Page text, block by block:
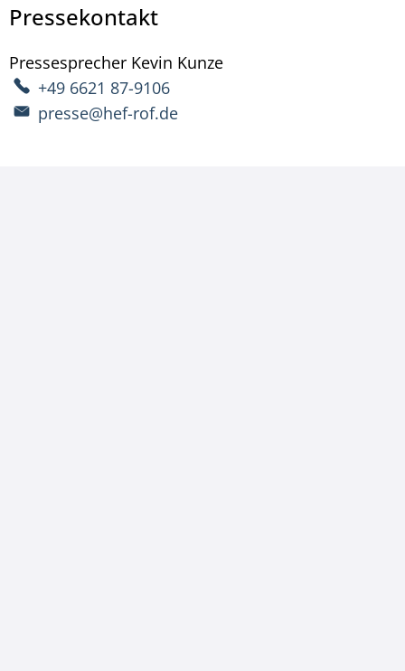
Pressekontakt
Pressesprecher Kevin Kunze
+49 6621 87-9106
presse@hef-rof.de